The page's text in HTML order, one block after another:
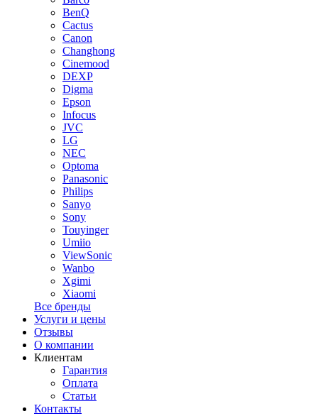
BenQ
Cactus
Canon
Changhong
Cinemood
DEXP
Digma
Epson
Infocus
JVC
LG
NEC
Optoma
Panasonic
Philips
Sanyo
Sony
Touyinger
Umiio
ViewSonic
Wanbo
Xgimi
Xiaomi
Все бренды
Услуги и цены
Отзывы
О компании
Клиентам
Гарантия
Оплата
Статьи
Контакты